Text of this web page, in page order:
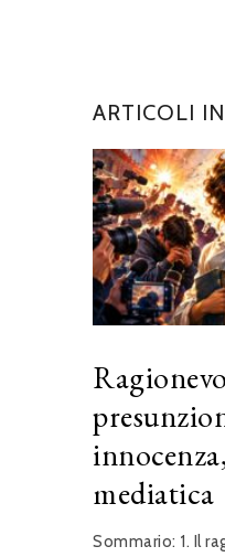
ARTICOLI
mediatica
Sommario: 1. Il